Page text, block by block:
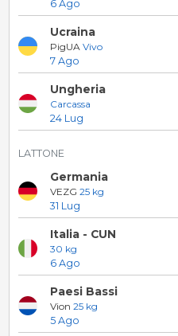
6 Ago
Ucraina
PigUAVivo
7 Ago
Ungheria
Carcassa
24 Lug
LATTONE
Germania
VEZG25 kg
31 Lug
Italia - CUN
30 kg
6 Ago
Paesi Bassi
Vion25 kg
5 Ago